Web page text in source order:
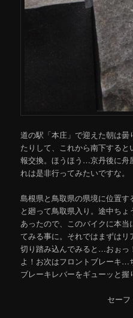
道の駅「本庄」で迎えた朝は
たりして、これから南下する
報交換。ほうほう…京丹後に舟
れは是非行ってみたいですな。
島根県と鳥取県の県境に位置
と廻って鳥取県入り。途中ち
あったので、このバイクに本
てみる事に。それではまずは
切り踏み込んでみると…おぉっ
よ！お次はフロントブレーキ…
ブレーキレバーをギューッと
セーフ